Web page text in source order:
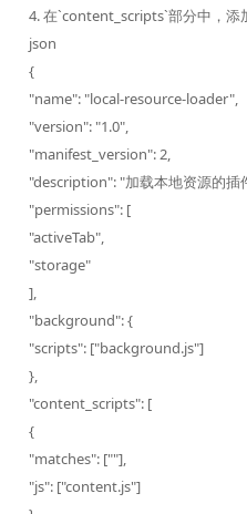
4. 在`content_scripts`部分中，添
json
{
"name": "local-resource-loader",
"version": "1.0",
"manifest_version": 2,
"description": "加载本地资源的插
"permissions": [
"activeTab",
"storage"
],
"background": {
"scripts": ["background.js"]
},
"content_scripts": [
{
"matches": [""],
"js": ["content.js"]